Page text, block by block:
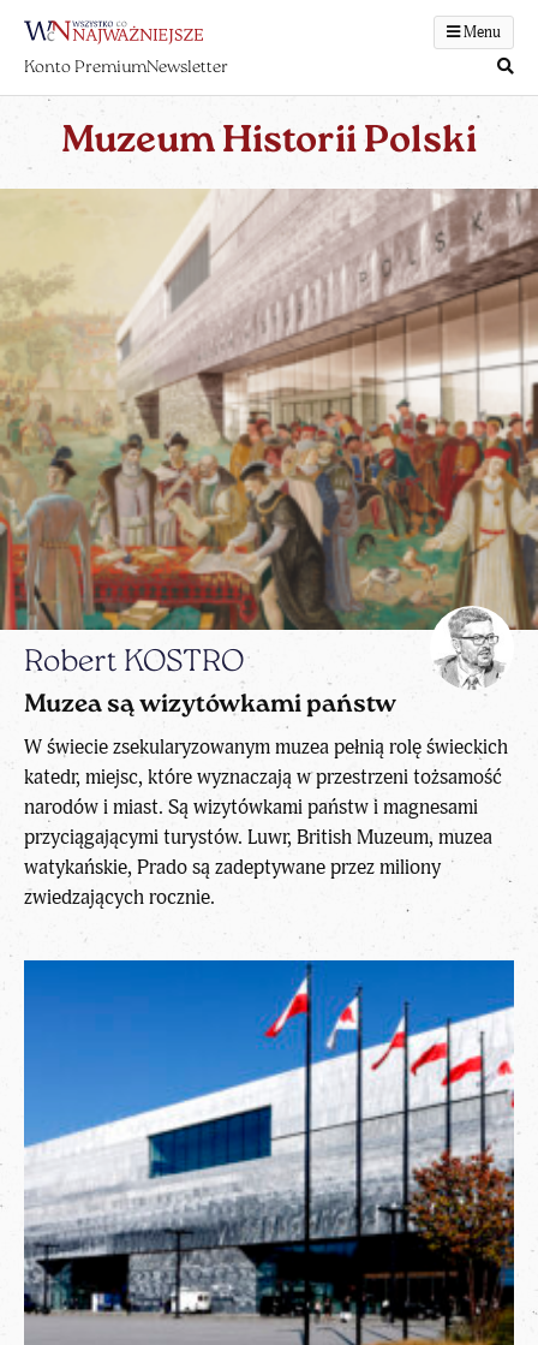
Menu
Konto PremiumNewsletter
Muzeum Historii Polski
Robert KOSTRO
Muzea są wizytówkami państw
W świecie zsekularyzowanym muzea pełnią rolę świeckich
katedr, miejsc, które wyznaczają w przestrzeni tożsamość
narodów i miast. Są wizytówkami państw i magnesami
przyciągającymi turystów. Luwr, British Muzeum, muzea
watykańskie, Prado są zadeptywane przez miliony
zwiedzających rocznie.